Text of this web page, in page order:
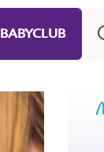
BABYCLUB